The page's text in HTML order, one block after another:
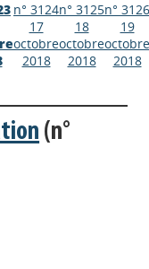
n° 3124
17
octobre
2018
n° 3125
18
octobre
2018
n° 3126
19
octobre
2018
(n°